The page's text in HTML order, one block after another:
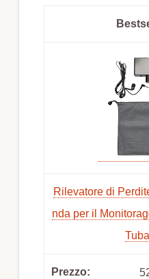
Rilevatore di
nda per il